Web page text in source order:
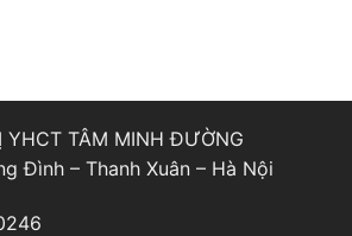
YHCT TÂM MINH ĐƯỜNG
Đình – Thanh Xuân – Hà Nội